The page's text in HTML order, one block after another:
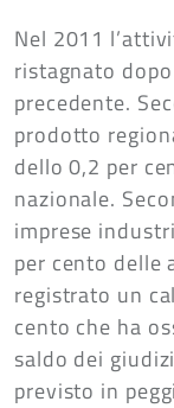
Nel 2011
ristagnato
precedente.
prodotto
dello 0,2 per
nazionale.
imprese
per cento delle
registrato un
cento che ha
saldo dei
previsto in